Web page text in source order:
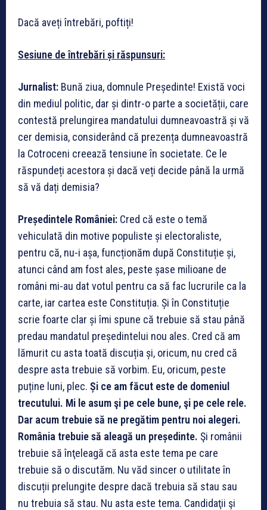
Dacă aveți întrebări, poftiți!
Sesiune de întrebări și răspunsuri:
Jurnalist: Bună ziua, domnule Președinte! Există voci
din mediul politic, dar și dintr-o parte a societății, care
contestă prelungirea mandatului dumneavoastră și vă
cer demisia, considerând că prezența dumneavoastră
la Cotroceni creează tensiune în societate. Ce le
răspundeți acestora și dacă veți decide până la urmă
să vă dați demisia?
Președintele României: Cred că este o temă
vehiculată din motive populiste și electoraliste,
pentru că, nu-i așa, funcționăm după Constituție și,
atunci când am fost ales, peste șase milioane de
români mi-au dat votul pentru ca să fac lucrurile ca la
carte, iar cartea este Constituția. Și în Constituție
scrie foarte clar și îmi spune că trebuie să stau până
predau mandatul președintelui nou ales. Cred că am
lămurit cu asta toată discuția și, oricum, nu cred că
despre asta trebuie să vorbim. Eu, oricum, peste
puține luni, plec. Și ce am făcut este de domeniul
trecutului. Mi le asum şi pe cele bune, şi pe cele rele.
Dar acum trebuie să ne pregătim pentru noi alegeri.
România trebuie să aleagă un președinte. Şi românii
trebuie să înţeleagă că asta este tema pe care
trebuie să o discutăm. Nu văd sincer o utilitate în
discuții prelungite despre dacă trebuia să stau sau
nu trebuia să stau. Nu asta este tema. Candidaţii şi